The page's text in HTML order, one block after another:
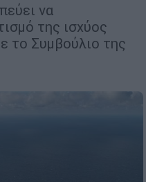
να
της ισχύος
το Συμβούλιο της